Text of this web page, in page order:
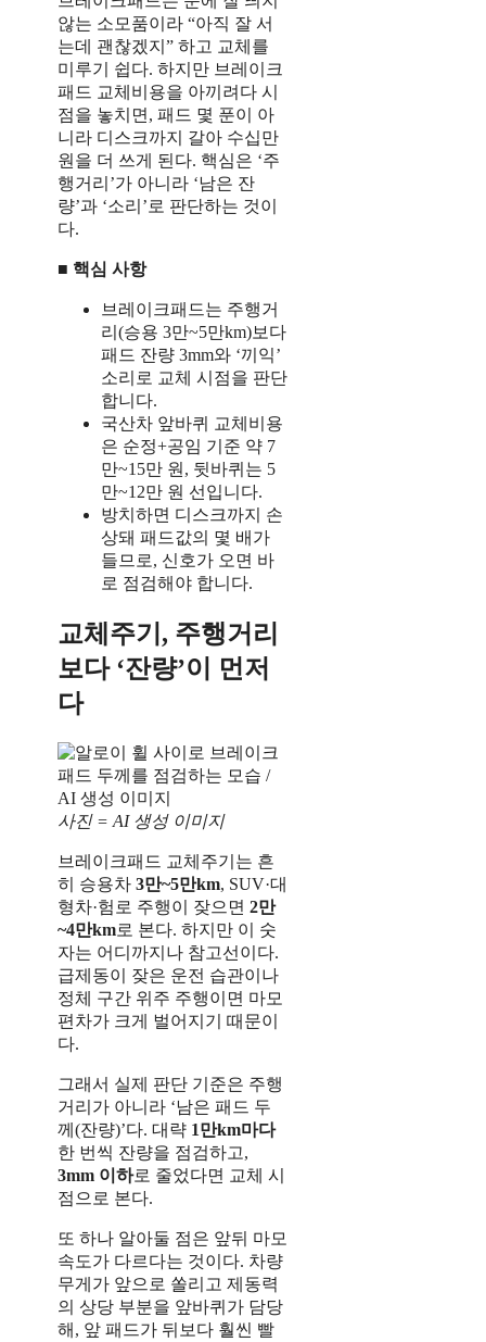
않는 소모품이라 “아직 잘 서
는데 괜찮겠지” 하고 교체를
미루기 쉽다. 하지만 브레이크
패드 교체비용을 아끼려다 시
점을 놓치면, 패드 몇 푼이 아
니라 디스크까지 갈아 수십만
원을 더 쓰게 된다. 핵심은 ‘주
행거리’가 아니라 ‘남은 잔
량’과 ‘소리’로 판단하는 것이
다.
■ 핵심 사항
브레이크패드는 주행거
리(승용 3만~5만km)보다
패드 잔량 3mm와 ‘끼익’
소리로 교체 시점을 판단
합니다.
국산차 앞바퀴 교체비용
은 순정+공임 기준 약 7
만~15만 원, 뒷바퀴는 5
만~12만 원 선입니다.
방치하면 디스크까지 손
상돼 패드값의 몇 배가
들므로, 신호가 오면 바
로 점검해야 합니다.
교체주기, 주행거리
보다 ‘잔량’이 먼저
다
사진 = AI 생성 이미지
브레이크패드 교체주기는 흔
히 승용차 3만~5만km, SUV·대
형차·험로 주행이 잦으면 2만
~4만km로 본다. 하지만 이 숫
자는 어디까지나 참고선이다.
급제동이 잦은 운전 습관이나
정체 구간 위주 주행이면 마모
편차가 크게 벌어지기 때문이
다.
그래서 실제 판단 기준은 주행
거리가 아니라 ‘남은 패드 두
께(잔량)’다. 대략 1만km마다
한 번씩 잔량을 점검하고,
3mm 이하로 줄었다면 교체 시
점으로 본다.
또 하나 알아둘 점은 앞뒤 마모
속도가 다르다는 것이다. 차량
무게가 앞으로 쏠리고 제동력
의 상당 부분을 앞바퀴가 담당
해, 앞 패드가 뒤보다 훨씬 빨